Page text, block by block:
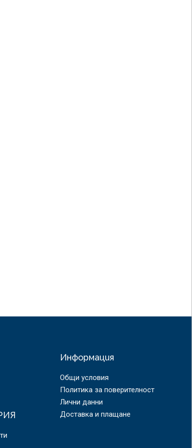
Информация
Общи условия
Политика за поверителност
Лични данни
Доставка и плащане